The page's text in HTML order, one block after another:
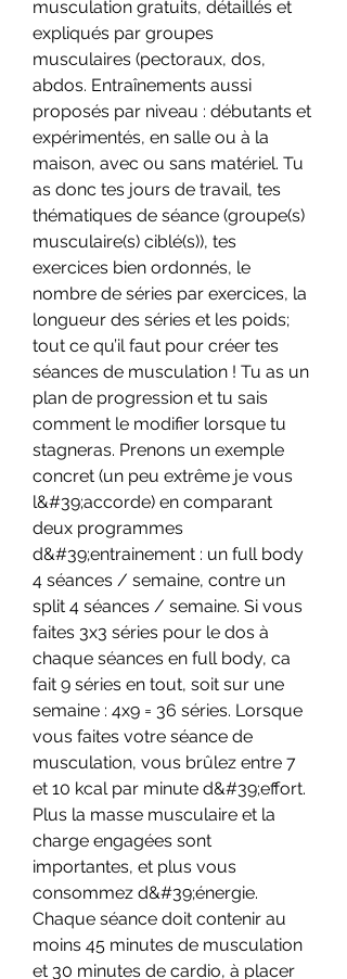
musculation gratuits, détaillés et
expliqués par groupes
musculaires (pectoraux, dos,
abdos. Entraînements aussi
proposés par niveau : débutants et
expérimentés, en salle ou à la
maison, avec ou sans matériel. Tu
as donc tes jours de travail, tes
thématiques de séance (groupe(s)
musculaire(s) ciblé(s)), tes
exercices bien ordonnés, le
nombre de séries par exercices, la
longueur des séries et les poids;
tout ce qu’il faut pour créer tes
séances de musculation ! Tu as un
plan de progression et tu sais
comment le modifier lorsque tu
stagneras. Prenons un exemple
concret (un peu extrême je vous
l&#39;accorde) en comparant
deux programmes
d&#39;entrainement : un full body
4 séances / semaine, contre un
split 4 séances / semaine. Si vous
faites 3x3 séries pour le dos à
chaque séances en full body, ca
fait 9 séries en tout, soit sur une
semaine : 4x9 = 36 séries. Lorsque
vous faites votre séance de
musculation, vous brûlez entre 7
et 10 kcal par minute d&#39;effort.
Plus la masse musculaire et la
charge engagées sont
importantes, et plus vous
consommez d&#39;énergie.
Chaque séance doit contenir au
moins 45 minutes de musculation
et 30 minutes de cardio, à placer